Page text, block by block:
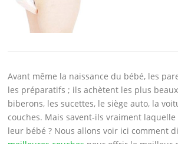
Avant même la naissance du bébé, les
les préparatifs ; ils achètent les plus
biberons, les sucettes, le siège auto, la
couches. Mais savent-ils vraiment
leur bébé ? Nous allons voir ici comment